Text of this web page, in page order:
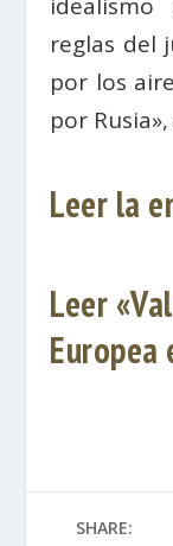
reglas del
por los
por
Leer la
Leer
Europea
SHARE: